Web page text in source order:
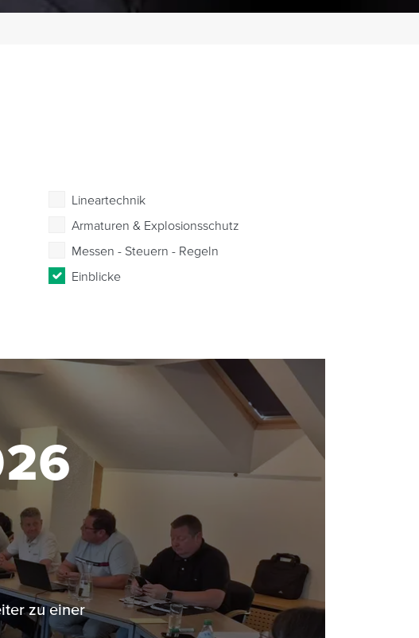
Lineartechnik
Armaturen & Explosionsschutz
Messen - Steuern - Regeln
Einblicke
zu einer